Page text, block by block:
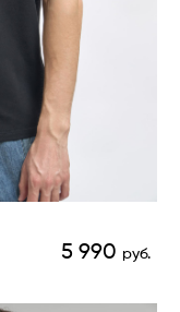
5 990 руб.